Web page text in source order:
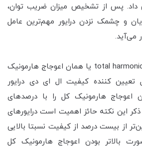
پس از تشخیص میزان ضریب توان،
و چشمک نزدن درایور مهم‌ترین عامل
می‌آید.
پایین بودن total harmonic distortion یا همان اعوجاج هارمونیک
تعیین کننده کیفیت ال ای دی درایور
هارمونیک کل را با درصدهای
این نکته حائز اهمیت است درایورهای
از بیست درصد از کیفیت نسبتا بالایی
بالاتر بودن اعوجاج هارمونیک کل